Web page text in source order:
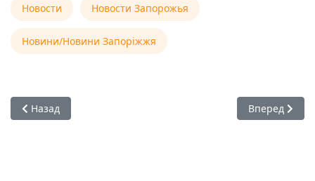
Новости Новости Запорожья
Новини/Новини Запоріжжя
Предыдущий: 07 сентября 2025 - Принятие Шрилой
Назад Следующий:
Вперед